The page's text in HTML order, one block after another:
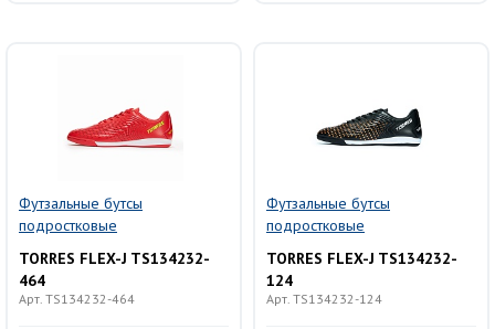
Футзальные бутсы
подростковые
TORRES FLEX-J TS134232-
464
Арт. TS134232-464
Футзальные бутсы
подростковые
TORRES FLEX-J TS134232-
124
Арт. TS134232-124